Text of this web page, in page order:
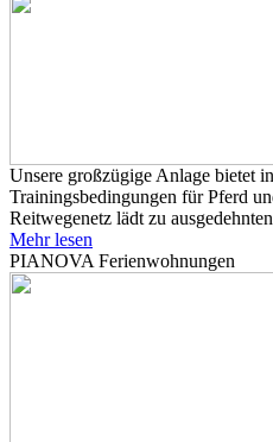
Unsere großzügige Anlage bietet
Trainingsbedingungen für Pferd
Reitwegenetz lädt zu
Mehr lesen
PIANOVA Ferienwohnungen